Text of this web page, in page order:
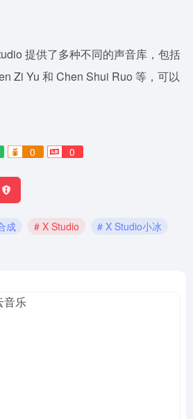
提供了多种不同的声音库，包括
Zi Yu 和 Chen Shui Ruo 等，可以
0 0
成 # X Studio
# X Studio小冰